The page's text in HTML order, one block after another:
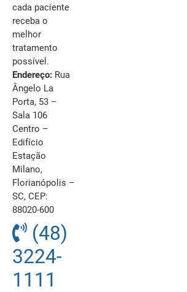
cada paciente
receba o
melhor
tratamento
possível.
Endereço: Rua
Ângelo La
Porta, 53 –
Sala 106
Centro –
Edifício
Estação
Milano,
Florianópolis –
SC, CEP:
88020-600
(48)
3224-
1111